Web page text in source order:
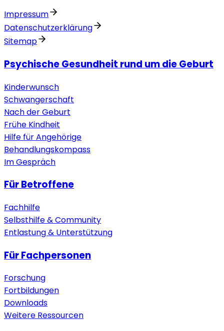
Impressum
Datenschutzerklärung
Sitemap
Psychische Gesundheit rund um die Geburt
Kinderwunsch
Schwangerschaft
Nach der Geburt
Frühe Kindheit
Hilfe für Angehörige
Behandlungskompass
Im Gespräch
Für Betroffene
Fachhilfe
Selbsthilfe & Community
Entlastung & Unterstützung
Für Fachpersonen
Forschung
Fortbildungen
Downloads
Weitere Ressourcen